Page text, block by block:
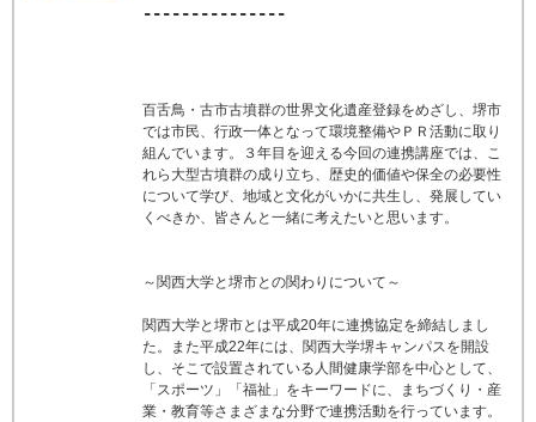
---------------
百舌鳥・古市古墳群の世界文化遺産登録をめざし、堺市
では市民、行政一体となって環境整備やＰＲ活動に取り
組んでいます。３年目を迎える今回の連携講座では、こ
れら大型古墳群の成り立ち、歴史的価値や保全の必要性
について学び、地域と文化がいかに共生し、発展してい
くべきか、皆さんと一緒に考えたいと思います。
～関西大学と堺市との関わりについて～
関西大学と堺市とは平成20年に連携協定を締結しまし
た。また平成22年には、関西大学堺キャンパスを開設
し、そこで設置されている人間健康学部を中心として、
「スポーツ」「福祉」をキーワードに、まちづくり・産
業・教育等さまざまな分野で連携活動を行っています。